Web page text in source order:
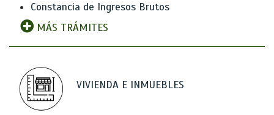
Constancia de Ingresos Brutos
MÁS TRÁMITES
VIVIENDA E INMUEBLES